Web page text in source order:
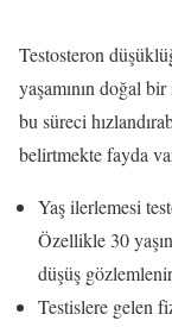
Testosteron
yaşamının doğal
bu süreci
belirtmekte fayda
Yaş ilerlemesi
Özellikle 30
düşüş
Testislere gelen